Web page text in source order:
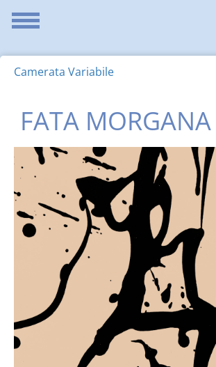
Navigation aktivieren/deaktivieren
Camerata Variabile
FATA